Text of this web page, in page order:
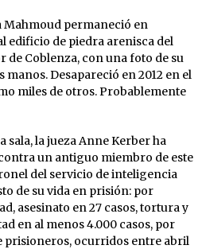
Mahmoud permaneció en
edificio de piedra arenisca del
Coblenza, con una foto de su
Desapareció en 2012 en el
miles de otros. Probablemente
la jueza Anne Kerber ha
un antiguo miembro de este
del servicio de inteligencia
de su vida en prisión: por
asesinato en 27 casos, tortura y
en al menos 4.000 casos, por
prisioneros, ocurridos entre abril